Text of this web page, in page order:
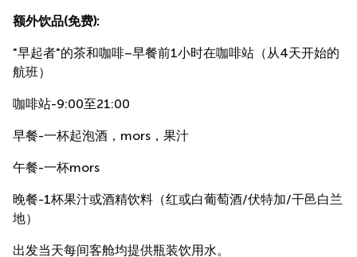
额外饮品(免费):
"早起者"的茶和咖啡–早餐前1小时在咖啡站（从4天开始的
航班）
咖啡站-9:00至21:00
早餐-一杯起泡酒，mors，果汁
午餐-一杯mors
晚餐-1杯果汁或酒精饮料（红或白葡萄酒/伏特加/干邑白兰
地）
出发当天每间客舱均提供瓶装饮用水。